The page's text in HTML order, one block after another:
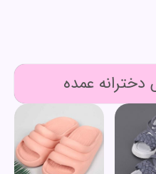
عمده